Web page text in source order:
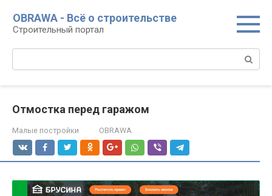
контенту
OBRAWA - Всё о строительстве
Строительный портал
Отмостка перед гаражом
Малые постройки OBRAWA